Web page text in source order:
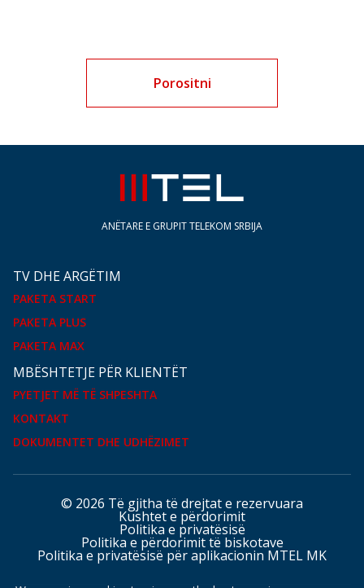
Porositni
ANËTARE E GRUPIT TELEKOM SRBIJA
TV DHE ARGËTIM
PAKETA START
PAKETA PLUS
PAKETA MAX
MBËSHTETJE PËR KLIENTËT
PYETJET MË TË SHPESHTA
KONTAKT
DOKUMENTET DHE UDHËZIMET
© 2026 Të gjitha të drejtat e rezervuara
Kushtet e përdorimit
Politika e privatësisë
Politika e përdorimit të biskotave
Politika e privatësisë për aplikacionin MTEL MK